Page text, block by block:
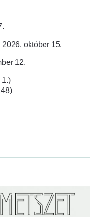
október 15.
12.
1.)